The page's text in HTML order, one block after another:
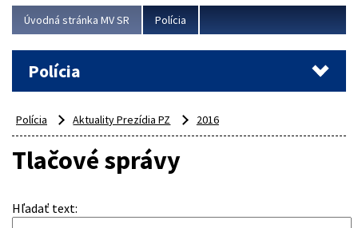
Úvodná stránka MV SR Polícia
Polícia
Polícia Aktuality Prezídia PZ 2016
Tlačové správy
Hľadať text: